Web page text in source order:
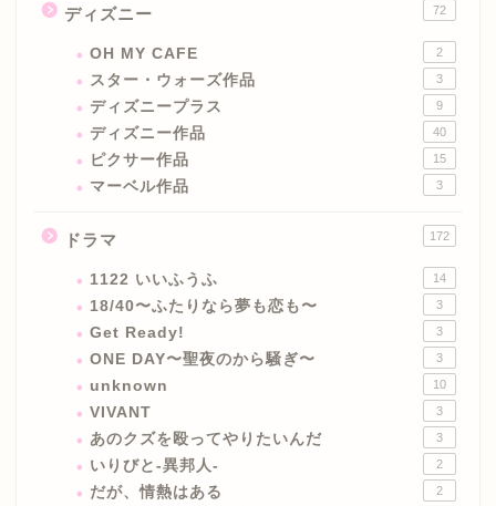
ディズニー 72
OH MY CAFE 2
スター・ウォーズ作品 3
ディズニープラス 9
ディズニー作品 40
ピクサー作品 15
マーベル作品 3
ドラマ 172
1122 いいふうふ 14
18/40〜ふたりなら夢も恋も〜 3
Get Ready! 3
ONE DAY〜聖夜のから騒ぎ〜 3
unknown 10
VIVANT 3
あのクズを殴ってやりたいんだ 3
いりびと-異邦人- 2
だが、情熱はある 2